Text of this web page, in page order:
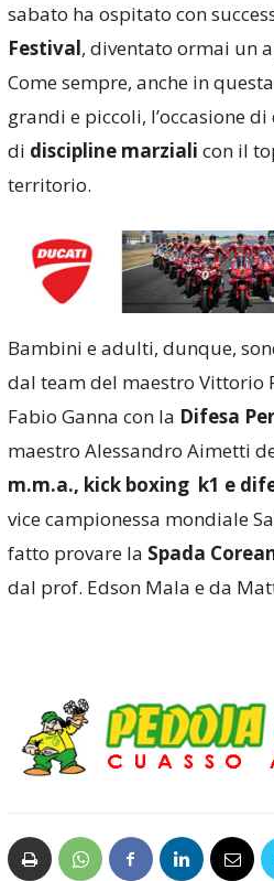
sabato ha ospitato con
Festival, diventato ormai un
Come sempre, anche in
grandi e piccoli, l’occasione
di discipline marziali con il
territorio.
Bambini e adulti, dunque,
dal team del maestro Vittorio
Fabio Ganna con la Difesa
maestro Alessandro Aimetti
m.m.a., kick boxing k1 e
vice campionessa mondiale
fatto provare la Spada
dal prof. Edson Mala e da